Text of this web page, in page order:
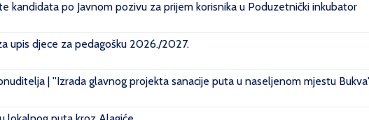
kandidata po Javnom pozivu za prijem korisnika u Poduzetnički inkubator
upis djece za pedagošku 2026./2027.
| ''Izrada glavnog projekta sanacije puta u naseljenom mjestu